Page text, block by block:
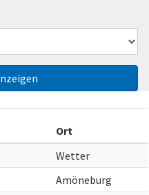
Ort
Wetter
Amöneburg